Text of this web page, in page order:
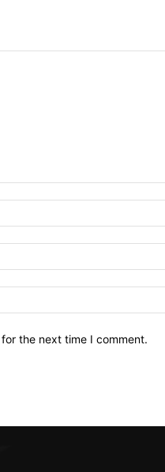
the next time I comment.